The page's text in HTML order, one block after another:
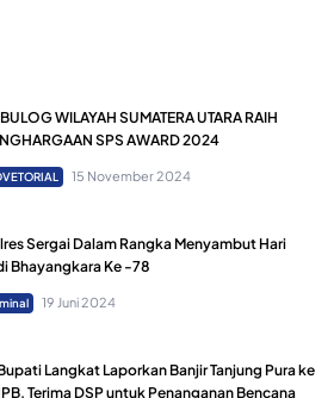
BULOG WILAYAH SUMATERA UTARA RAIH
SPS AWARD 2024
15 November 2024
Sergai Dalam Rangka Menyambut Hari
Bhayangkara Ke -78
19 Juni 2024
Langkat Laporkan Banjir Tanjung Pura ke
Terima DSP untuk Penanganan Bencana